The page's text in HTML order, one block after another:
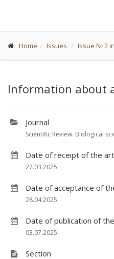
Home Issues Issue № 2
Information about
Journal
Scientific Review. Biological
Date of receipt of the
27.03.2025
Date of acceptance of
28.04.2025
Date of publication of
03.07.2025
Section